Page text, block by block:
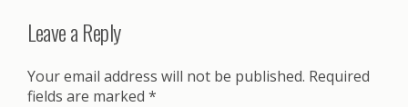
Leave a Reply
Your email address will not be published. Required
fields are marked *